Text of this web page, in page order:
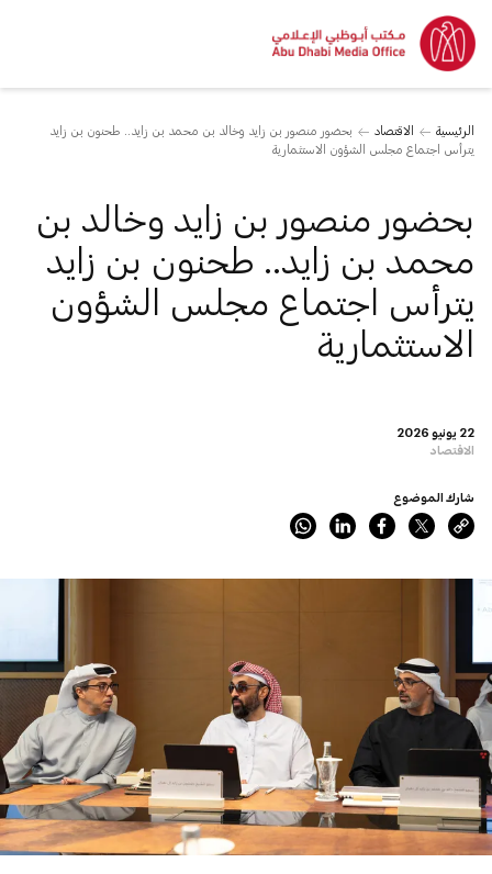
الرئيسية الاقتصاد
بحضور منصور بن زايد وخالد بن محمد بن زايد.. طحنون بن زايد
يترأس اجتماع مجلس الشؤون الاستثمارية
22 يونيو 2026
الاقتصاد
بحضور منصور بن زايد وخالد بن
محمد بن زايد.. طحنون بن زايد
يترأس اجتماع مجلس الشؤون
الاستثمارية
شارك الموضوع